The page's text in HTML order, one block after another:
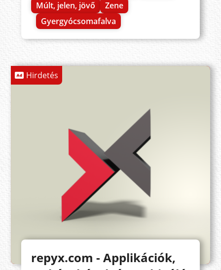
Múlt, jelen, jövő
Zene
Gyergyócsomafalva
Hirdetés
repyx.com - Applikációk,